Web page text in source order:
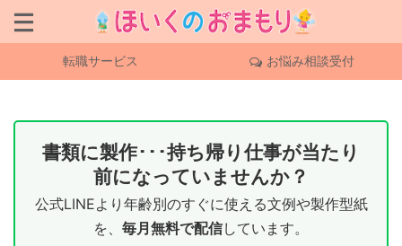
転職サービス お悩み相談受付
書類に製作･･･持ち帰り仕事が当たり
前になっていませんか？
公式LINEより年齢別のすぐに使える文例や製作型紙
を、 毎月無料で配信しています。